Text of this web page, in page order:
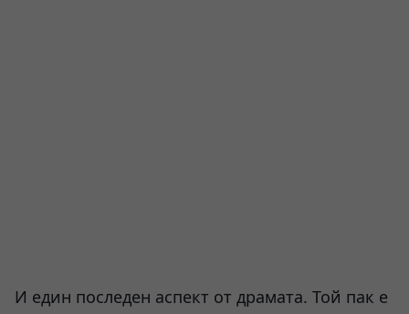
И един последен аспект от драмата. Той пак е